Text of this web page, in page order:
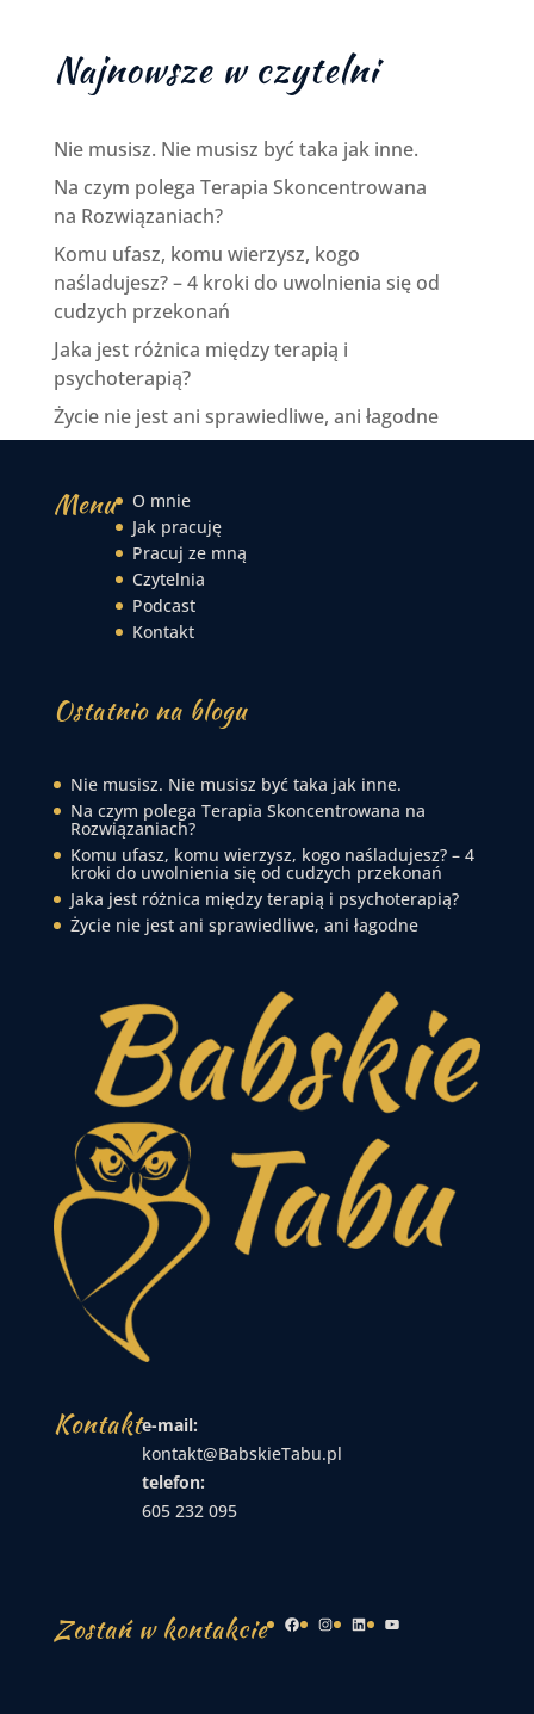
Najnowsze w czytelni
Nie musisz. Nie musisz być taka jak inne.
Na czym polega Terapia Skoncentrowana
na Rozwiązaniach?
Komu ufasz, komu wierzysz, kogo
naśladujesz? – 4 kroki do uwolnienia się od
cudzych przekonań
Jaka jest różnica między terapią i
psychoterapią?
Życie nie jest ani sprawiedliwe, ani łagodne
Menu
O mnie
Jak pracuję
Pracuj ze mną
Czytelnia
Podcast
Kontakt
Ostatnio na blogu
Nie musisz. Nie musisz być taka jak inne.
Na czym polega Terapia Skoncentrowana na
Rozwiązaniach?
Komu ufasz, komu wierzysz, kogo naśladujesz? – 4
kroki do uwolnienia się od cudzych przekonań
Jaka jest różnica między terapią i psychoterapią?
Życie nie jest ani sprawiedliwe, ani łagodne
Kontakte-mail:
kontakt@BabskieTabu.pl
telefon:
605 232 095
Zostań w kontakcie Facebook
Instagram
LinkedInYouTube